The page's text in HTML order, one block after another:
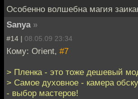
Особенно волшебна магия
Sanya »
#14 | 08.05.09 23:34
Кому: Orient, #7
> Пленка - это тоже дешевый
> Самое духовное - камера
- выбор мастеров!